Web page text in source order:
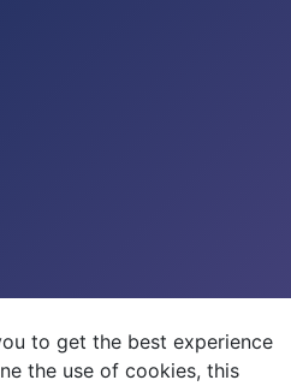
to get the best experience
the use of cookies, this